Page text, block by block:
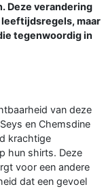
Deze verandering
maar
tegenwoordig in
van deze
en Chemsdine
krachtige
hun shirts. Deze
voor een andere
dat een gevoel